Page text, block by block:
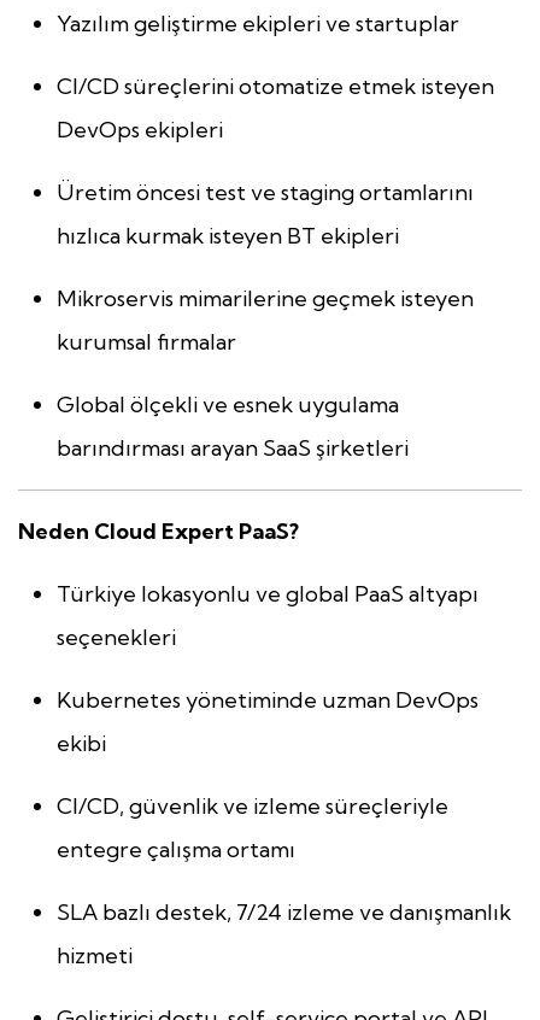
Yazılım geliştirme ekipleri ve startuplar
CI/CD süreçlerini otomatize etmek isteyen
DevOps ekipleri
Üretim öncesi test ve staging ortamlarını
hızlıca kurmak isteyen BT ekipleri
Mikroservis mimarilerine geçmek isteyen
kurumsal firmalar
Global ölçekli ve esnek uygulama
barındırması arayan SaaS şirketleri
Neden Cloud Expert PaaS?
Türkiye lokasyonlu ve global PaaS altyapı
seçenekleri
Kubernetes yönetiminde uzman DevOps
ekibi
CI/CD, güvenlik ve izleme süreçleriyle
entegre çalışma ortamı
SLA bazlı destek, 7/24 izleme ve danışmanlık
hizmeti